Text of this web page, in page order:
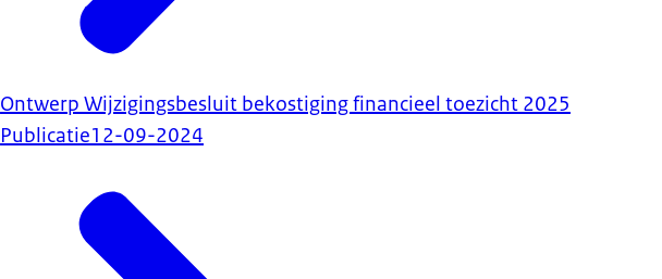
Ontwerp Wijzigingsbesluit bekostiging financieel toezicht 2025
Publicatie12-09-2024